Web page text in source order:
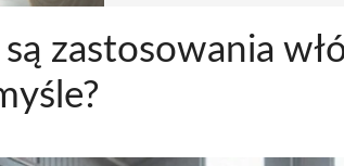
są zastosowania